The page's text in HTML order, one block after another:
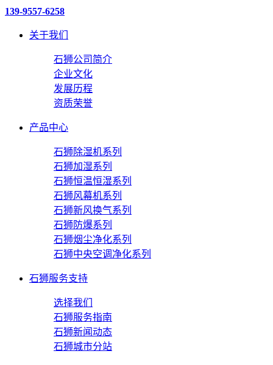
139-9557-6258
关于我们
石狮公司简介
企业文化
发展历程
资质荣誉
产品中心
石狮除湿机系列
石狮加湿系列
石狮恒温恒湿系列
石狮风幕机系列
石狮新风换气系列
石狮防爆系列
石狮烟尘净化系列
石狮中央空调净化系列
石狮服务支持
选择我们
石狮服务指南
石狮新闻动态
石狮城市分站